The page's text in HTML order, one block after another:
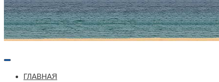
Меню
ГЛАВНАЯ